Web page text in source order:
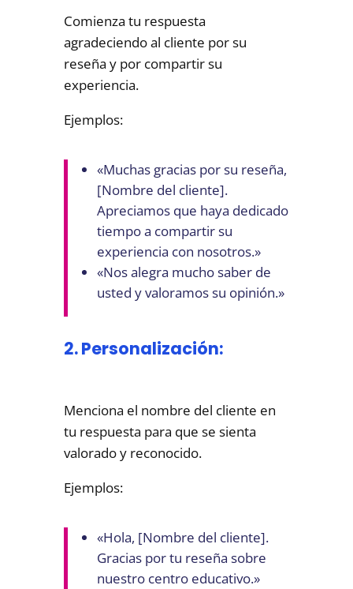
Comienza tu respuesta
agradeciendo al cliente por su
reseña y por compartir su
experiencia.
Ejemplos:
«Muchas gracias por su reseña,
[Nombre del cliente].
Apreciamos que haya dedicado
tiempo a compartir su
experiencia con nosotros.»
«Nos alegra mucho saber de
usted y valoramos su opinión.»
2. Personalización:
Menciona el nombre del cliente en
tu respuesta para que se sienta
valorado y reconocido.
Ejemplos:
«Hola, [Nombre del cliente].
Gracias por tu reseña sobre
nuestro centro educativo.»